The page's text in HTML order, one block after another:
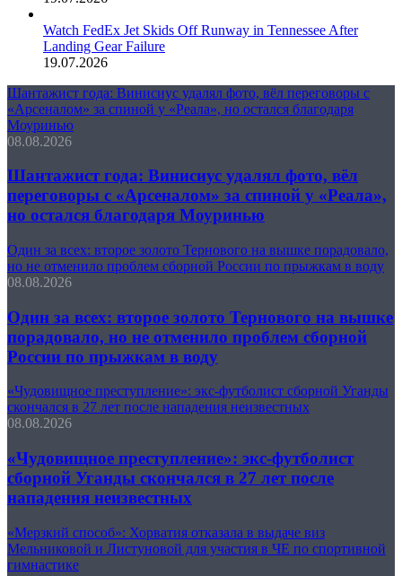
Watch FedEx Jet Skids Off Runway in Tennessee After
Landing Gear Failure
19.07.2026
Шантажист года: Винисиус удалял фото, вёл переговоры с
«Арсеналом» за спиной у «Реала», но остался благодаря
Моуринью
08.08.2026
Шантажист года: Винисиус удалял фото, вёл
переговоры с «Арсеналом» за спиной у «Реала»,
но остался благодаря Моуринью
Один за всех: второе золото Тернового на вышке порадовало,
но не отменило проблем сборной России по прыжкам в воду
08.08.2026
Один за всех: второе золото Тернового на вышке
порадовало, но не отменило проблем сборной
России по прыжкам в воду
«Чудовищное преступление»: экс-футболист сборной Уганды
скончался в 27 лет после нападения неизвестных
08.08.2026
«Чудовищное преступление»: экс-футболист
сборной Уганды скончался в 27 лет после
нападения неизвестных
«Мерзкий способ»: Хорватия отказала в выдаче виз
Мельниковой и Листуновой для участия в ЧЕ по спортивной
гимнастике